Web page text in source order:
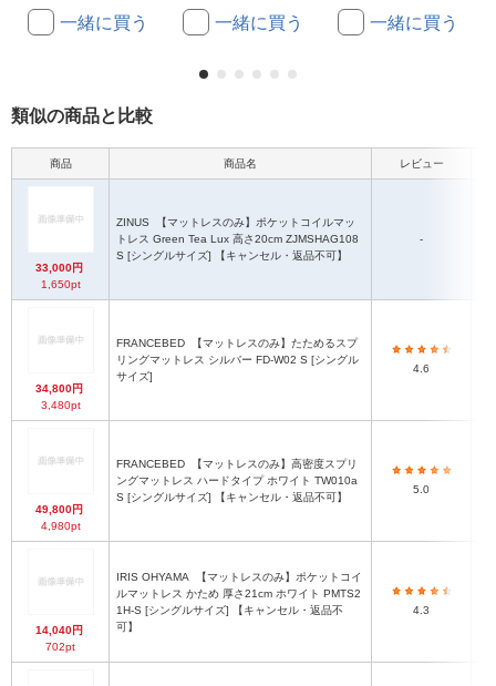
一緒に買う 一緒に買う 一緒に買う
類似の商品と比較
商品 商品名 レビュー
33,000円
1,650pt
ZINUS
トレス Green Tea Lux 高さ20cm ZJMSHAG108
S [シングルサイズ] 【キャンセル・返品不可】
-
34,800円
3,480pt
FRANCEBED
リングマットレス シルバー FD-W02 S [シングル
サイズ]
4.6
49,800円
4,980pt
FRANCEBED
ングマットレス ハードタイプ ホワイト TW010a
S [シングルサイズ] 【キャンセル・返品不可】
5.0
14,040円
702pt
IRIS OHYAMA
ルマットレス かため 厚さ21cm ホワイト PMTS2
1H-S [シングルサイズ] 【キャンセル・返品不
可】
4.3